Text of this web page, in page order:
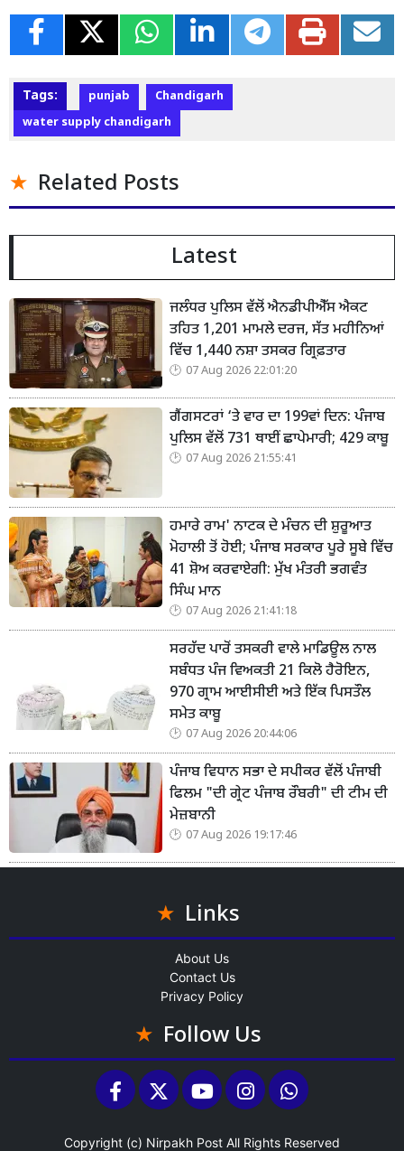
Tags: punjab
Chandigarh
water supply chandigarh
Related Posts
Latest
ਜਲੰਧਰ ਪੁਲਿਸ ਵੱਲੋਂ ਐਨਡੀਪੀਐੱਸ ਐਕਟ
ਤਹਿਤ 1,201 ਮਾਮਲੇ ਦਰਜ, ਸੱਤ ਮਹੀਨਿਆਂ
ਵਿੱਚ 1,440 ਨਸ਼ਾ ਤਸਕਰ ਗ੍ਰਿਫ਼ਤਾਰ
07 Aug 2026 22:01:20
ਗੈਂਗਸਟਰਾਂ ‘ਤੇ ਵਾਰ ਦਾ 199ਵਾਂ ਦਿਨ: ਪੰਜਾਬ
ਪੁਲਿਸ ਵੱਲੋਂ 731 ਥਾਈਂ ਛਾਪੇਮਾਰੀ; 429 ਕਾਬੂ
07 Aug 2026 21:55:41
ਹਮਾਰੇ ਰਾਮ' ਨਾਟਕ ਦੇ ਮੰਚਨ ਦੀ ਸ਼ੁਰੂਆਤ
ਮੋਹਾਲੀ ਤੋਂ ਹੋਈ; ਪੰਜਾਬ ਸਰਕਾਰ ਪੂਰੇ ਸੂਬੇ ਵਿੱਚ
41 ਸ਼ੋਅ ਕਰਵਾਏਗੀ: ਮੁੱਖ ਮੰਤਰੀ ਭਗਵੰਤ
ਸਿੰਘ ਮਾਨ
07 Aug 2026 21:41:18
ਸਰਹੱਦ ਪਾਰੋਂ ਤਸਕਰੀ ਵਾਲੇ ਮਾਡਿਊਲ ਨਾਲ
ਸਬੰਧਤ ਪੰਜ ਵਿਅਕਤੀ 21 ਕਿਲੋ ਹੈਰੋਇਨ,
970 ਗ੍ਰਾਮ ਆਈਸੀਈ ਅਤੇ ਇੱਕ ਪਿਸਤੌਲ
ਸਮੇਤ ਕਾਬੂ
07 Aug 2026 20:44:06
ਪੰਜਾਬ ਵਿਧਾਨ ਸਭਾ ਦੇ ਸਪੀਕਰ ਵੱਲੋਂ ਪੰਜਾਬੀ
ਫਿਲਮ "ਦੀ ਗ੍ਰੇਟ ਪੰਜਾਬ ਰੌਬਰੀ" ਦੀ ਟੀਮ ਦੀ
ਮੇਜ਼ਬਾਨੀ
07 Aug 2026 19:17:46
Links
About Us
Contact Us
Privacy Policy
Follow Us
Copyright (c) Nirpakh Post All Rights Reserved